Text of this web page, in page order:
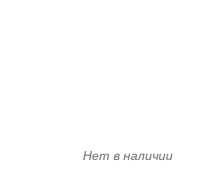
Нет в наличии